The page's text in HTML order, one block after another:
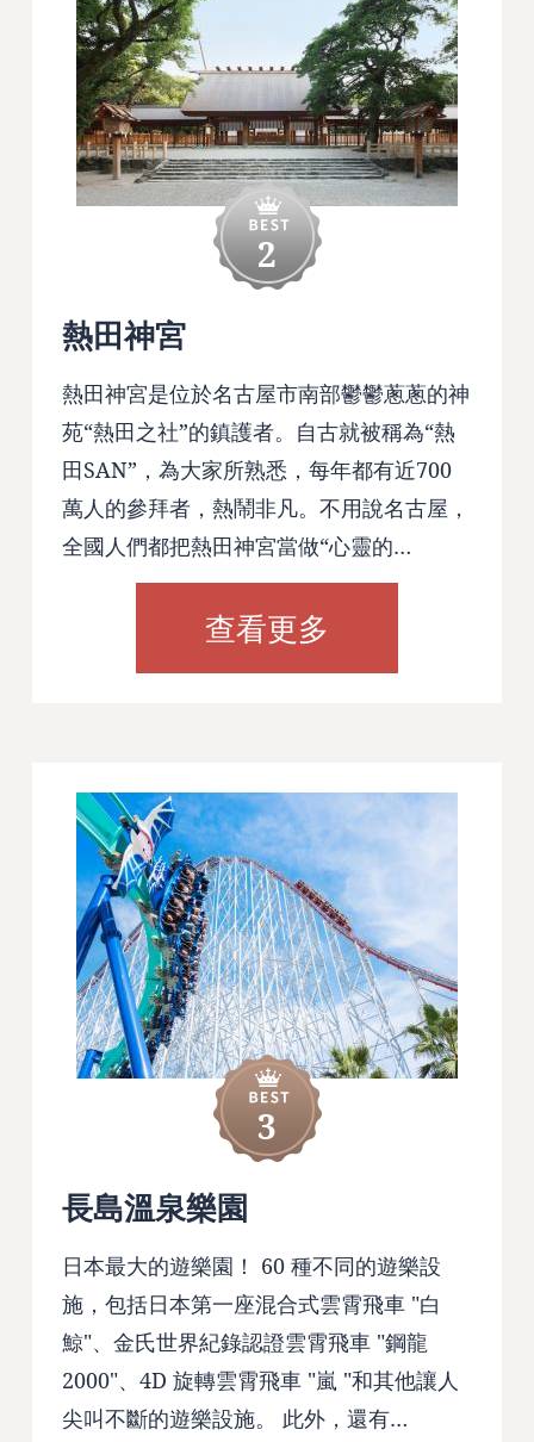
2
熱田神宮
熱田神宮是位於名古屋市南部鬱鬱蔥蔥的神
苑“熱田之社”的鎮護者。自古就被稱為“熱
田SAN”，為大家所熟悉，每年都有近700
萬人的參拜者，熱鬧非凡。不用說名古屋，
全國人們都把熱田神宮當做“心靈的…
查看更多
3
長島溫泉樂園
日本最大的遊樂園！ 60 種不同的遊樂設
施，包括日本第一座混合式雲霄飛車 "白
鯨"、金氏世界紀錄認證雲霄飛車 "鋼龍
2000"、4D 旋轉雲霄飛車 "嵐 "和其他讓人
尖叫不斷的遊樂設施。 此外，還有…